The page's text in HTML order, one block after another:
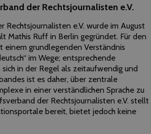
der Rechtsjournalisten e.V.
Rechtsjournalisten e.V. wurde im August
Mathis Ruff in Berlin gegründet. Für den
einem grundlegenden Verständnis
im Wege; entsprechende
in der Regel als zeitaufwendig und
ist es daher, über zentrale
in einer verständlichen Sprache zu
der Rechtsjournalisten e.V. stellt
bereit, bietet jedoch keine